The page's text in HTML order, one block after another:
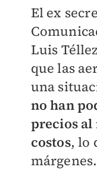
El ex
Luis
que las
una
no han
precios al
costos, lo
márgenes.